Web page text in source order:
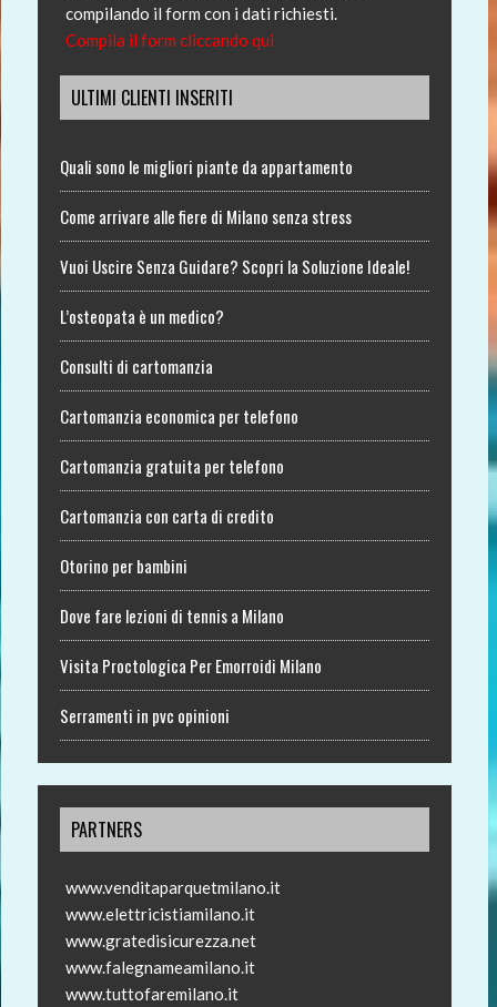
compilando il form con i dati richiesti.
Compila il form cliccando qui
ULTIMI CLIENTI INSERITI
Quali sono le migliori piante da appartamento
Come arrivare alle fiere di Milano senza stress
Vuoi Uscire Senza Guidare? Scopri la Soluzione Ideale!
L’osteopata è un medico?
Consulti di cartomanzia
Cartomanzia economica per telefono
Cartomanzia gratuita per telefono
Cartomanzia con carta di credito
Otorino per bambini
Dove fare lezioni di tennis a Milano
Visita Proctologica Per Emorroidi Milano
Serramenti in pvc opinioni
PARTNERS
www.venditaparquetmilano.it
www.elettricistiamilano.it
www.gratedisicurezza.net
www.falegnameamilano.it
www.tuttofaremilano.it